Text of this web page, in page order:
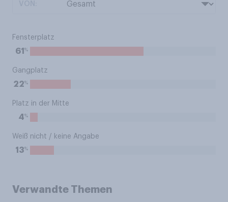
Fensterplatz
61 %
Gangplatz
22%
Platz in der Mitte
4%
Weiß nicht / keine Angabe
13%
Verwandte Themen